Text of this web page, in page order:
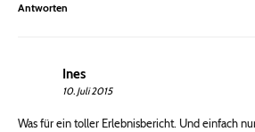
Antworten
Ines
10. Juli 2015
Was für ein toller Erlebnisbericht. Und einfach